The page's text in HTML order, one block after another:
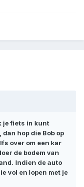
je fiets in kunt
hop die Bob op
over om een kar
de bodem van
Indien de auto
vol en lopen met je